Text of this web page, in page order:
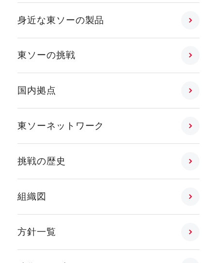
身近な東ソーの製品
東ソーの挑戦
国内拠点
東ソーネットワーク
挑戦の歴史
組織図
方針一覧